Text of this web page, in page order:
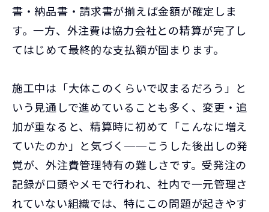
書・納品書・請求書が揃えば金額が確定しま
す。一方、外注費は協力会社との精算が完了し
てはじめて最終的な支払額が固まります。
施工中は「大体このくらいで収まるだろう」と
いう見通しで進めていることも多く、変更・追
加が重なると、精算時に初めて「こんなに増え
ていたのか」と気づく──こうした後出しの発
覚が、外注費管理特有の難しさです。受発注の
記録が口頭やメモで行われ、社内で一元管理さ
れていない組織では、特にこの問題が起きやす